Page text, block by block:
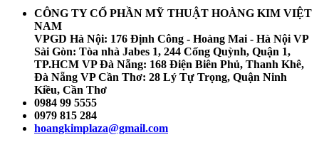
CÔNG TY CỔ PHẦN MỸ THUẬT HOÀNG KIM VIỆT
NAM
VPGD Hà Nội: 176 Định Công - Hoàng Mai - Hà Nội VP
Sài Gòn: Tòa nhà Jabes 1, 244 Cống Quỳnh, Quận 1,
TP.HCM VP Đà Nẵng: 168 Điện Biên Phủ, Thanh Khê,
Đà Nẵng VP Cần Thơ: 28 Lý Tự Trọng, Quận Ninh
Kiều, Cần Thơ
0984 99 5555
0979 815 284
hoangkimplaza@gmail.com